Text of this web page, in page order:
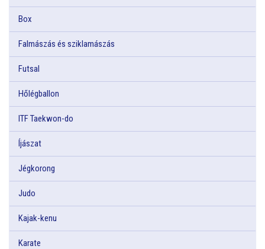
Box
Falmászás és sziklamászás
Futsal
Hőlégballon
ITF Taekwon-do
Íjászat
Jégkorong
Judo
Kajak-kenu
Karate